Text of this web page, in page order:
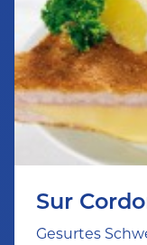
Sur
Gesurtes